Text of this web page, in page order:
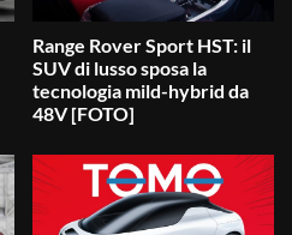
Range Rover Sport HST: il
SUV di lusso sposa la
tecnologia mild-hybrid da
48V [FOTO]